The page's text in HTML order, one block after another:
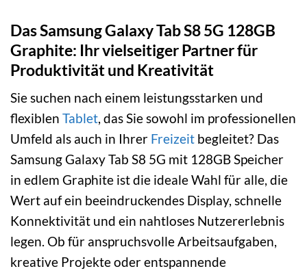
Das Samsung Galaxy Tab S8 5G 128GB
Graphite: Ihr vielseitiger Partner für
Produktivität und Kreativität
Sie suchen nach einem leistungsstarken und
flexiblen Tablet, das Sie sowohl im professionellen
Umfeld als auch in Ihrer Freizeit begleitet? Das
Samsung Galaxy Tab S8 5G mit 128GB Speicher
in edlem Graphite ist die ideale Wahl für alle, die
Wert auf ein beeindruckendes Display, schnelle
Konnektivität und ein nahtloses Nutzererlebnis
legen. Ob für anspruchsvolle Arbeitsaufgaben,
kreative Projekte oder entspannende